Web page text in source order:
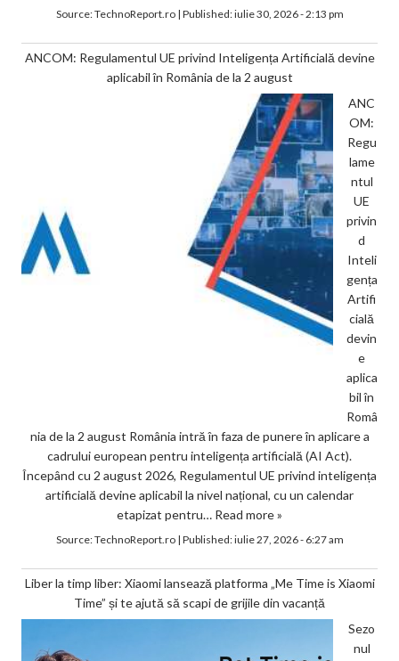
Source:TechnoReport.ro| Published:iulie 30, 2026 - 2:13 pm
ANCOM: Regulamentul UE privind Inteligența Artificială devine
aplicabil în România de la 2 august
ANC
OM:
Regu
lame
ntul
UE
privin
d
Inteli
gența
Artifi
cială
devin
e
aplica
bil în
Româ
nia de la 2 august România intră în faza de punere în aplicare a
cadrului european pentru inteligența artificială (AI Act).
Începând cu 2 august 2026, Regulamentul UE privind inteligența
artificială devine aplicabil la nivel național, cu un calendar
etapizat pentru… Read more »
Source:TechnoReport.ro| Published:iulie 27, 2026 - 6:27 am
Liber la timp liber: Xiaomi lansează platforma „Me Time is Xiaomi
Time” și te ajută să scapi de grijile din vacanță
Sezo
nul